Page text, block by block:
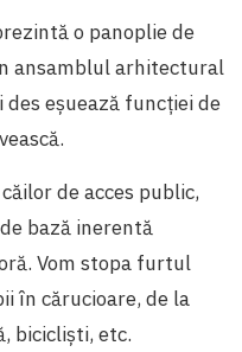
o panoplie de
ansamblul arhitectural
des eșuează funcției de
de acces public,
bază inerentă
Vom stopa furtul
în cărucioare, de la
bicicliști, etc.